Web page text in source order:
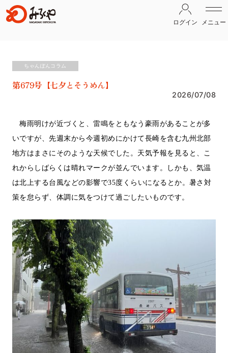
ログイン メニュー
ちゃんぽんコラム
第679号【七夕とそうめん】
2026/07/08
梅雨明けが近づくと、雷鳴をともなう豪雨があることが多
いですが、先週末から今週初めにかけて長崎を含む九州北部
地方はまさにそのような天候でした。天気予報を見ると、こ
れからしばらくは晴れマークが並んでいます。しかも、気温
は北上する台風などの影響で35度くらいになるとか。暑さ対
策を怠らず、体調に気をつけて過ごしたいものです。